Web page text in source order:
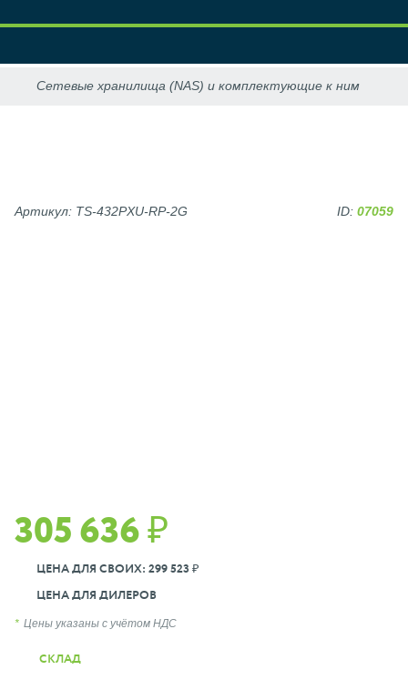
305 636 ₽
ЦЕНА ДЛЯ СВОИХ: 299 523 ₽
ЦЕНА ДЛЯ ДИЛЕРОВ
Цены указаны с учётом НДС
СКЛАД
Артикул: TS-432PXU-RP-2G ID: 07059